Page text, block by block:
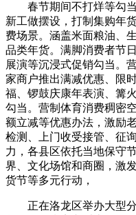
春节期间不打烊等勾当
新工做摆设，打制集购年
费场景。涵盖米面粮油、
品类年货。满脚消费者节
展演等沉浸式促销勾当。
家商户推出满减优惠、限
福、锣鼓庆康年表演、篝
勾当。营制体育消费稠密
额立减等优惠办法，激励
检测、上门收受接管、征
力，各县区依托当地保守
界、文化场馆和商圈，激
货节等多元行动，
正在洛龙区举办大型分